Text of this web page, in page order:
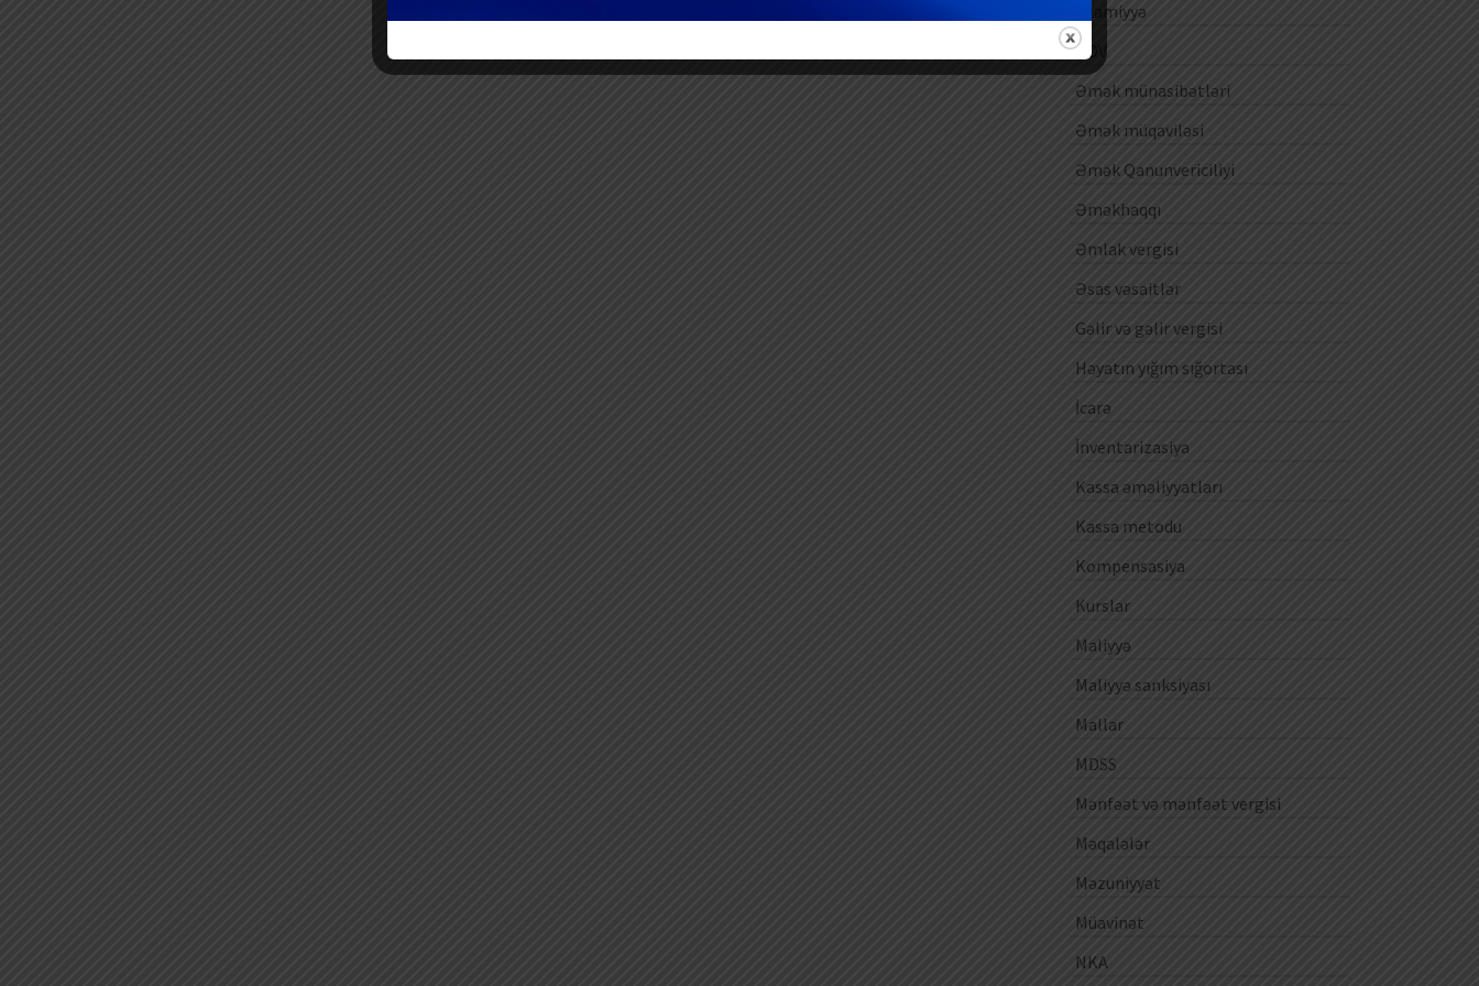
Ezamiyyə
ƏDV
Əmək münasibətləri
Əmək müqaviləsi
Əmək Qanunvericiliyi
Əməkhaqqı
Əmlak vergisi
Əsas vəsaitlər
Gəlir və gəlir vergisi
Həyatın yığım sığortası
İcarə
İnventarizasiya
Kassa əməliyyatları
Kassa metodu
Kompensasiya
Kurslar
Maliyyə
Maliyyə sanksiyası
Mallar
MDSS
Mənfəət və mənfəət vergisi
Məqalələr
Məzuniyyət
Müavinət
NKA